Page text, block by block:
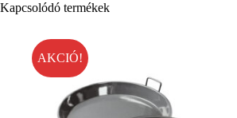
Kapcsolódó termékek
AKCIÓ!